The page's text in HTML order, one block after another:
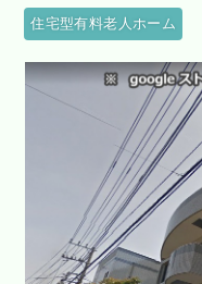
住宅型有料老人ホーム